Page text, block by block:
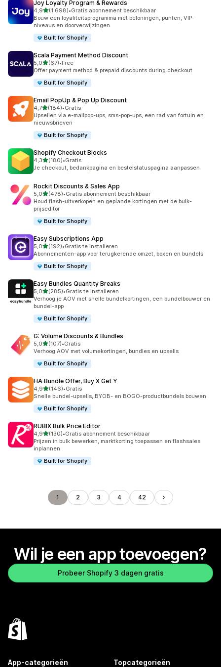
Joy Loyalty Program & Rewards
4,9van 5 sterren
(1.698)
1698 recensies in totaal
•Gratis abonnement beschikbaar
Bouw een loyaliteitsprogramma met beloningen, punten, VIP-
niveaus en doorverwijzingen
Built for Shopify
Scala Payment Method Discount
5,0van 5 sterren
(67)
67 recensies in totaal
•Free
Offer payment method & prepaid discounts during checkout
Built for Shopify
Email PopUp & Pop Up Discount
4,7van 5 sterren
(184)
184 recensies in totaal
•Gratis
Upsellen via e-mailpop-ups, sms-pop-ups, een rad van fortuin en
nieuwsbrieven
Built for Shopify
Shopify Checkout Blocks
4,3van 5 sterren
(180)
180 recensies in totaal
•Gratis
Je checkout, bedankpagina en bestelstatuspagina aanpassen
Rockit Discounts & Sales App
5,0van 5 sterren
(478)
478 recensies in totaal
•Gratis abonnement beschikbaar
Houd flash-uitverkopen en geplande kortingen met de bulk-
prijseditor
Built for Shopify
Easy Subscriptions App
5,0van 5 sterren
(192)
192 recensies in totaal
•Gratis te installeren
Abonnementen-app voor terugkerende omzet, boxen en bundels
Built for Shopify
Easy Bundles Quantity Breaks
5,0van 5 sterren
(285)
285 recensies in totaal
•Gratis te installeren
Verhoog je AOV met snelle bundelkortingen, een bundelbouwer en
bundel-app
Built for Shopify
G: Volume Discounts & Bundles
5,0van 5 sterren
(107)
107 recensies in totaal
•Gratis
Verhoog AOV met volumekortingen, bundles en upsells
Built for Shopify
HA Bundle Offer, Buy X Get Y
4,9van 5 sterren
(146)
146 recensies in totaal
•Gratis
Snelle bundel-upsells, BYOB- en BOGO-productbundels bouwen
Built for Shopify
RUBIX Bulk Price Editor
4,9van 5 sterren
(130)
130 recensies in totaal
•Gratis abonnement beschikbaar
Prijzen in bulk bewerken, marktkorting toepassen en flashsales
inplannen
Built for Shopify
1 2 3 4 42
Wil je een app toevoegen?
Probeer Shopify 3 dagen gratis
App-categorieën Topcategorieën